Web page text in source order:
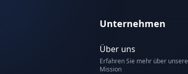
Unternehmen
Über uns
Erfahren Sie mehr über unsere
Mission